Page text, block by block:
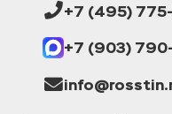
+7 (495)
+7 (903)